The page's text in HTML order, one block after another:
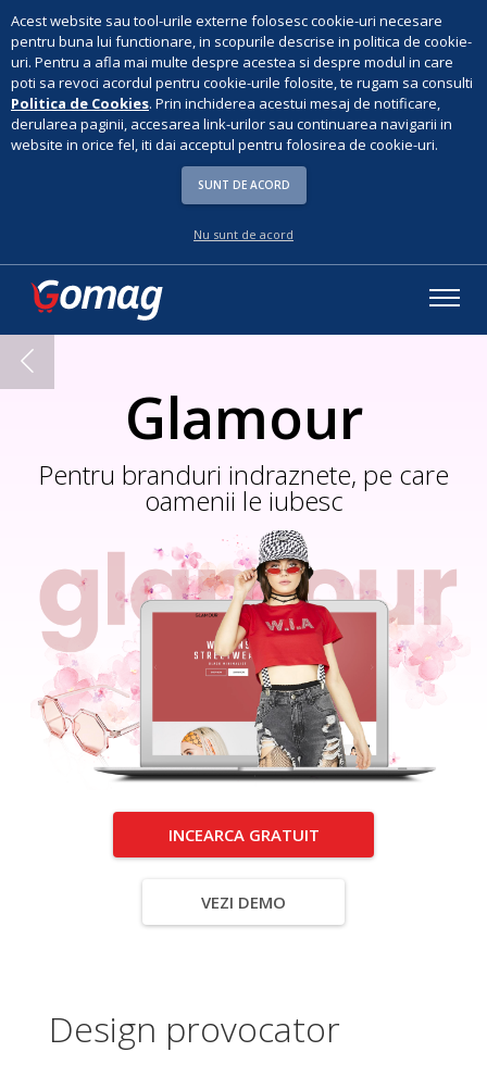
Acest website sau tool-urile externe folosesc cookie-uri necesare
pentru buna lui functionare, in scopurile descrise in politica de cookie-
uri. Pentru a afla mai multe despre acestea si despre modul in care
poti sa revoci acordul pentru cookie-urile folosite, te rugam sa consulti
Politica de Cookies. Prin inchiderea acestui mesaj de notificare,
derularea paginii, accesarea link-urilor sau continuarea navigarii in
website in orice fel, iti dai acceptul pentru folosirea de cookie-uri.
SUNT DE ACORD
Nu sunt de acord
Glamour
Pentru branduri indraznete, pe care
oamenii le iubesc
INCEARCA GRATUIT
VEZI DEMO
Design provocator